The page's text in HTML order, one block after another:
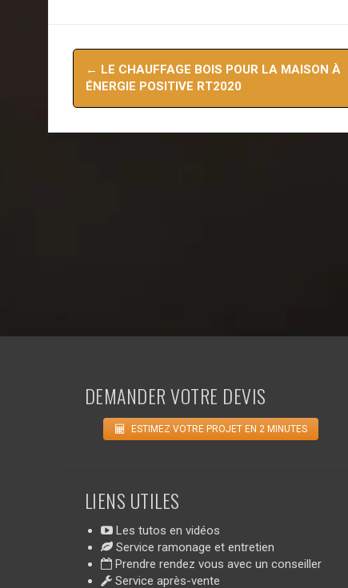
Navigation
d'article
← LE CHAUFFAGE BOIS POUR LA MAISON À
ÉNERGIE POSITIVE RT2020
DEMANDER VOTRE DEVIS
ESTIMEZ VOTRE PROJET EN 2 MINUTES
LIENS UTILES
Les tutos en vidéos
Service ramonage et entretien
Prendre rendez vous avec un conseiller
Service après-vente